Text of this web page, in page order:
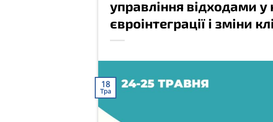
управління відходами у
євроінтеграції і зміни
18
Тра